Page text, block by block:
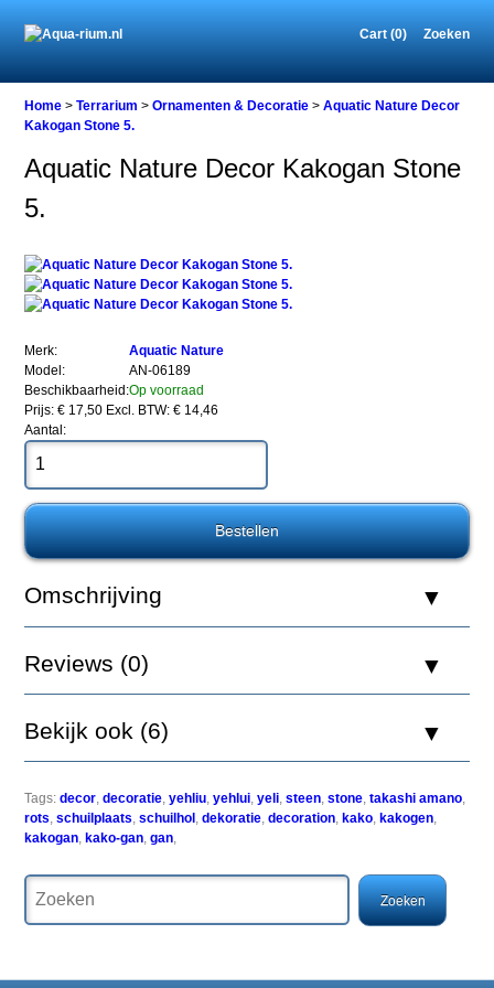
Cart (0) Zoeken
Home
Terrarium
Ornamenten
&
Aquatic
Nature
Decor
5.
Nature
Decor
Kakogan
5.
Kakogan
stenen
draak
zijn
mooie
machine
Home >Terrarium >Ornamenten & Decoratie >Aquatic Nature Decor
Kakogan Stone 5.
Aquatic Nature Decor Kakogan Stone
5.
Merk:
Aquatic Nature
Model:
AN-06189
Beschikbaarheid:Op voorraad
Prijs: € 17,50 Excl. BTW: € 14,46
Aantal:
Omschrijving
Reviews (0)
Bekijk ook (6)
Tags: decor,decoratie,yehliu,yehlui,yeli,steen,stone,takashi amano,
rots,schuilplaats,schuilhol ,dekoratie,decoration, kako, kakogen,
kakogan, kako-gan,gan,